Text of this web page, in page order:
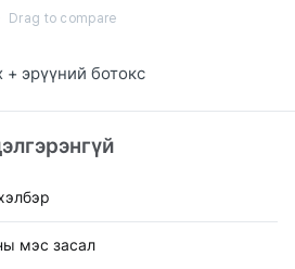
Drag to compare
+ эрүүний ботокс
мэс засал